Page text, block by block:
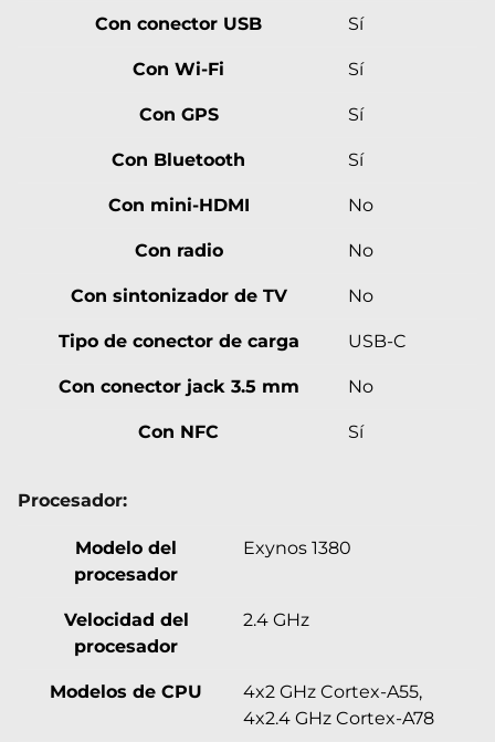
Con conector USB Sí
Con Wi-Fi Sí
Con GPS Sí
Con Bluetooth Sí
Con mini-HDMI No
Con radio No
Con sintonizador de TV No
Tipo de conector de carga USB-C
Con conector jack 3.5 mm No
Con NFC Sí
Procesador:
Modelo del
procesador
Exynos 1380
Velocidad del
procesador
2.4 GHz
Modelos de CPU
4x2 GHz Cortex-A55,
4x2.4 GHz Cortex-A78